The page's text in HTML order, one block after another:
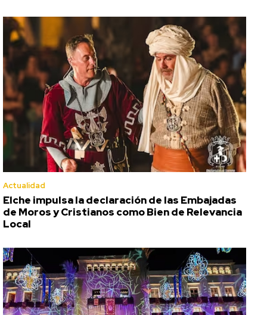
Actualidad
Elche impulsa la declaración de las Embajadas
de Moros y Cristianos como Bien de Relevancia
Local